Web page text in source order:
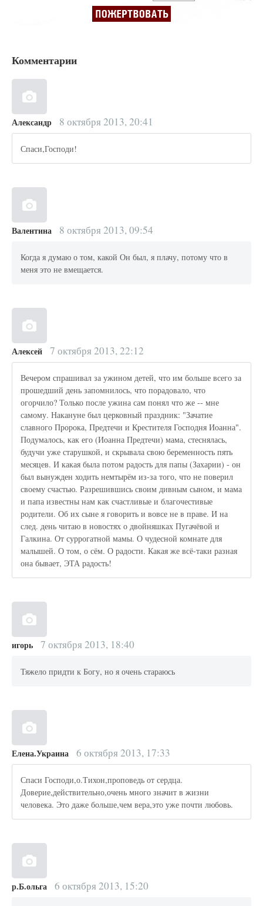
Комментарии
Александр 8 октября 2013, 20:41
Спаси,Господи!
Валентина 8 октября 2013, 09:54
Когда я думаю о том, какой Он был, я плачу, потому что в
меня это не вмещается.
Алексей 7 октября 2013, 22:12
Вечером спрашивал за ужином детей, что им больше всего за
прошедший день запомнилось, что порадовало, что
огорчило? Только после ужина сам понял что же -- мне
самому. Накануне был церковный праздник: "Зачатие
славного Пророка, Предтечи и Крестителя Господня Иоанна".
Подумалось, как его (Иоанна Предтечи) мама, стеснялась,
будучи уже старушкой, и скрывала свою беременность пять
месяцев. И какая была потом радость для папы (Захарии) - он
был вынужден ходить немтырём из-за того, что не поверил
своему счастью. Разрешившись своим дивным сыном, и мама
и папа известны нам как счастливые и благочестивые
родители. Об их сыне я говорить и вовсе не в праве. И на
след. день читаю в новостях о двойняшках Пугачёвой и
Галкина. От суррогатной мамы. О чудесной комнате для
малышей. О том, о сём. О радости. Какая же всё-таки разная
она бывает, ЭТА радость!
игорь 7 октября 2013, 18:40
Тяжело придти к Богу, но я очень стараюсь
Елена.Украина 6 октября 2013, 17:33
Спаси Господи,о.Тихон,проповедь от сердца.
Доверие,действительно,очень много значит в жизни
человека. Это даже больше,чем вера,это уже почти любовь.
р.Б.ольга 6 октября 2013, 15:20